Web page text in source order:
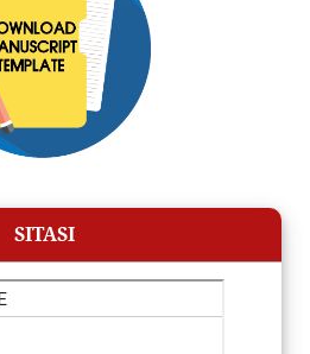
SITASI